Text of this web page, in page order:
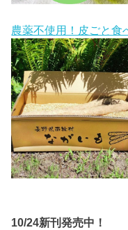
農薬不使用！皮ごと
10/24新刊発売中！